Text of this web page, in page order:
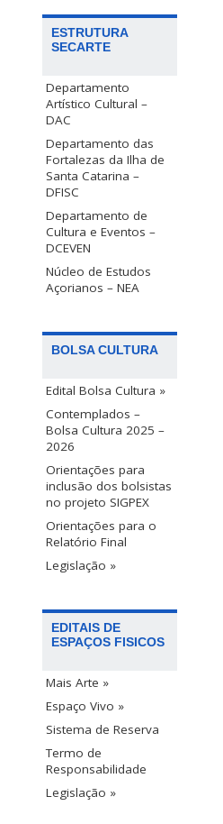
ESTRUTURA
SECARTE
Departamento
Artístico Cultural –
DAC
Departamento das
Fortalezas da Ilha de
Santa Catarina –
DFISC
Departamento de
Cultura e Eventos –
DCEVEN
Núcleo de Estudos
Açorianos – NEA
BOLSA CULTURA
Edital Bolsa Cultura »
Contemplados –
Bolsa Cultura 2025 –
2026
Orientações para
inclusão dos bolsistas
no projeto SIGPEX
Orientações para o
Relatório Final
Legislação »
EDITAIS DE
ESPAÇOS FISICOS
Mais Arte »
Espaço Vivo »
Sistema de Reserva
Termo de
Responsabilidade
Legislação »